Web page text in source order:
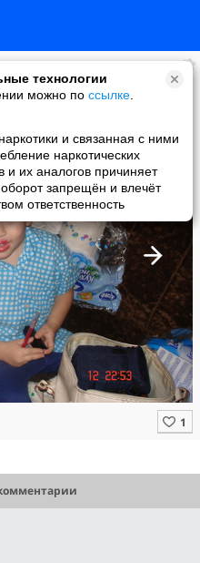
технологии
можно по ссылке
и связанная с ними
наркотических
и их аналогов причиняет
запрещён и влечёт
ответственность